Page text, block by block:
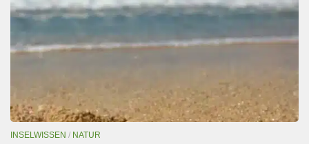
INSELWISSEN / NATUR